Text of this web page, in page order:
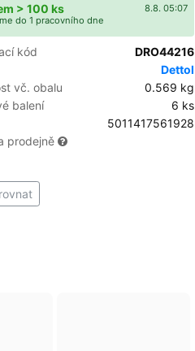
8.8. 05:07
> 100 ks
do 1 pracovního dne
kód
DRO44216
Dettol
vč. obalu
0.569 kg
balení
6 ks
5011417561928
prodejně